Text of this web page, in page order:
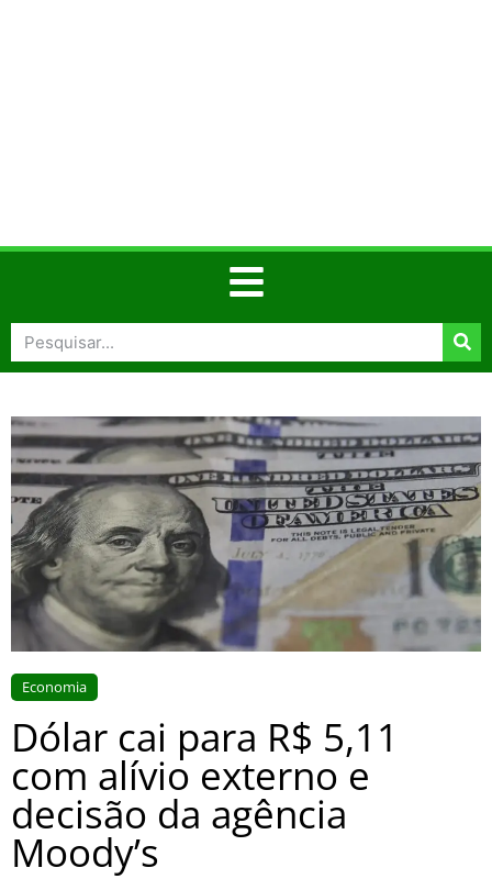
Economia
Dólar cai para R$ 5,11
com alívio externo e
decisão da agência
Moody’s